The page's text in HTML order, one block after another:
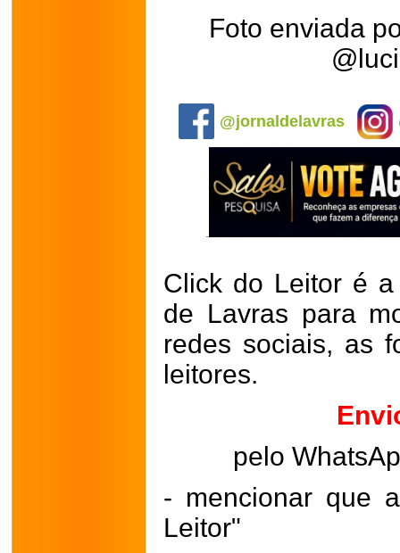
Foto enviada
@jornaldelavras
Click do Leitor é
de Lavras para
redes sociais, as
leitores.
pelo
- mencionar que
Leitor"